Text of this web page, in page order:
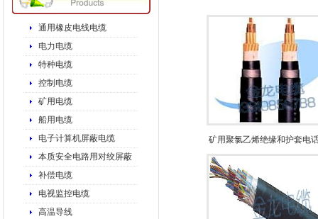
通用橡皮电线电缆
电力电缆
特种电缆
控制电缆
矿用电缆
船用电缆
电子计算机屏蔽电缆
本质安全电路用对绞屏蔽
补偿电缆
电视监控电缆
高温导线
矿用聚氯乙烯绝缘和护套电